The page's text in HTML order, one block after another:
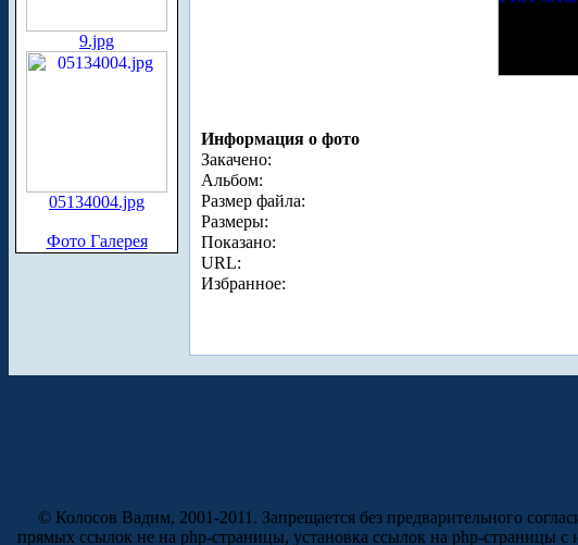
9.jpg
05134004.jpg
Фото Галерея
Информация о фото
Закачено:
Альбом:
Размер файла:
Размеры:
Показано:
URL:
Избранное:
© Колосов Вадим, 2001-2011. Запрещается без предварительного
прямых ссылок не на php-страницы, установка ссылок на php-страницы с